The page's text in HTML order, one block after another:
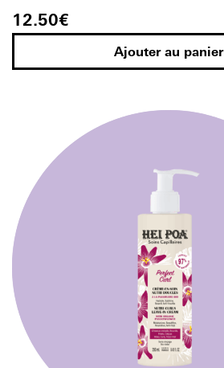
12.50€
Ajouter au panier